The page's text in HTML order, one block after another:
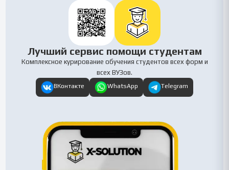
Лучший сервис помощи студентам
Комплексное курирование обучения студентов всех форм и
всех ВУЗов.
ВКонтакте WhatsApp Telegram